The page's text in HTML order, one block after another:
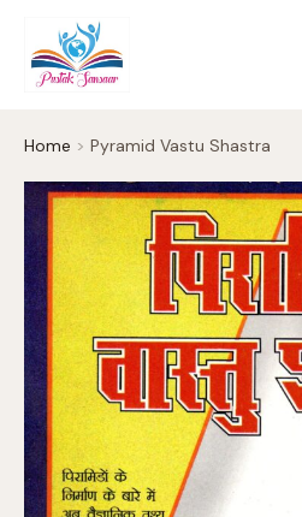
content
Home Pyramid Vastu Shastra